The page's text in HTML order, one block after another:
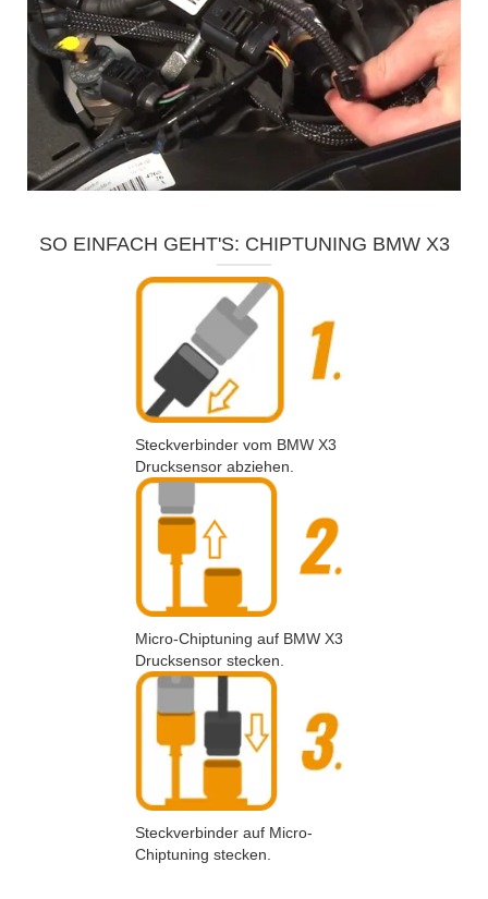
SO EINFACH GEHT'S: CHIPTUNING BMW X3
Steckverbinder vom BMW X3
Drucksensor abziehen.
Micro-Chiptuning auf BMW X3
Drucksensor stecken.
Steckverbinder auf Micro-
Chiptuning stecken.